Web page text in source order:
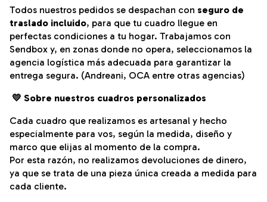
Todos nuestros pedidos se despachan con seguro de
traslado incluido, para que tu cuadro llegue en
perfectas condiciones a tu hogar. Trabajamos con
Sendbox y, en zonas donde no opera, seleccionamos la
agencia logística más adecuada para garantizar la
entrega segura. (Andreani, OCA entre otras agencias)
💛 Sobre nuestros cuadros personalizados
Cada cuadro que realizamos es artesanal y hecho
especialmente para vos, según la medida, diseño y
marco que elijas al momento de la compra.
Por esta razón, no realizamos devoluciones de dinero,
ya que se trata de una pieza única creada a medida para
cada cliente.